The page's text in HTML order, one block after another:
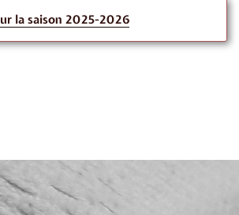
la saison 2025-2026